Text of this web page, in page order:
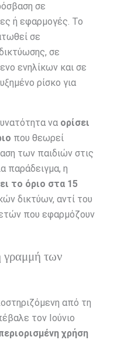
σε
ή εφαρμογές. Το
σε
σε
ενηλίκων και σε
ρίσκο για
να ορίσει
που θεωρεί
των παιδιών στις
παράδειγμα, η
το όριο στα 15
δικτύων, αντί του
που εφαρμόζουν
των
από τη
τον Ιούνιο
χρήση